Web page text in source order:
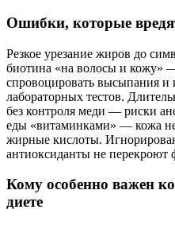
Ошибки, которые
Резкое урезание жиров до
биотина «на волосы и кожу»
спровоцировать высыпания и
лабораторных тестов.
без контроля меди — риски
еды «витаминками» — кожа
жирные кислоты.
антиоксиданты не перекроют
Кому особенно важен
диете